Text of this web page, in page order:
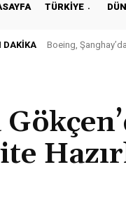
TÜRKIYE
DAKIKABoeing, Şanghay’da
Türkiye ile Vietnam